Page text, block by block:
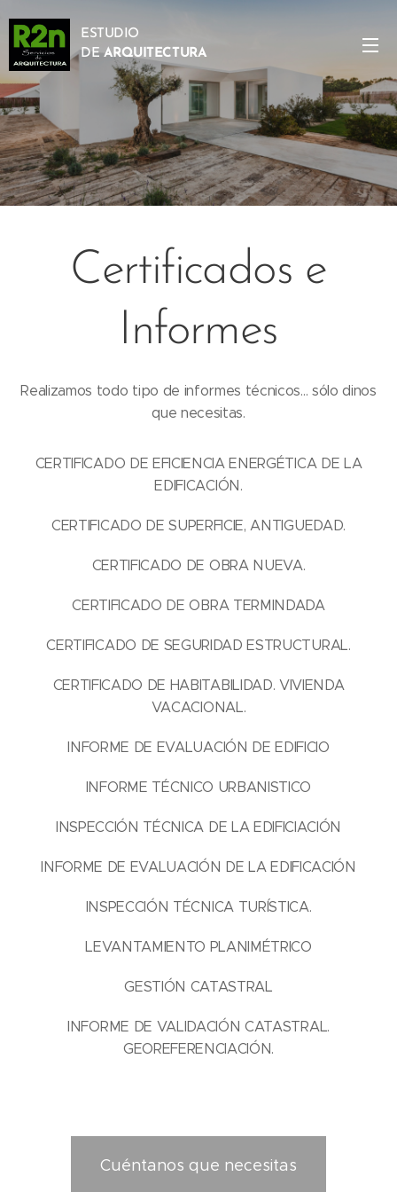
ESTUDIO
DEARQUITECTURA
Certificados e
Informes
Realizamos todo tipo de informes técnicos... sólo dinos
que necesitas.
CERTIFICADO DE EFICIENCIA ENERGÉTICA DE LA
EDIFICACIÓN.
CERTIFICADO DE SUPERFICIE, ANTIGUEDAD.
CERTIFICADO DE OBRA NUEVA.
CERTIFICADO DE OBRA TERMINDADA
CERTIFICADO DE SEGURIDAD ESTRUCTURAL.
CERTIFICADO DE HABITABILIDAD. VIVIENDA
VACACIONAL.
INFORME DE EVALUACIÓN DE EDIFICIO
INFORME TÉCNICO URBANISTICO
INSPECCIÓN TÉCNICA DE LA EDIFICIACIÓN
INFORME DE EVALUACIÓN DE LA EDIFICACIÓN
INSPECCIÓN TÉCNICA TURÍSTICA.
LEVANTAMIENTO PLANIMÉTRICO
GESTIÓN CATASTRAL
INFORME DE VALIDACIÓN CATASTRAL.
GEOREFERENCIACIÓN.
Cuéntanos que necesitas